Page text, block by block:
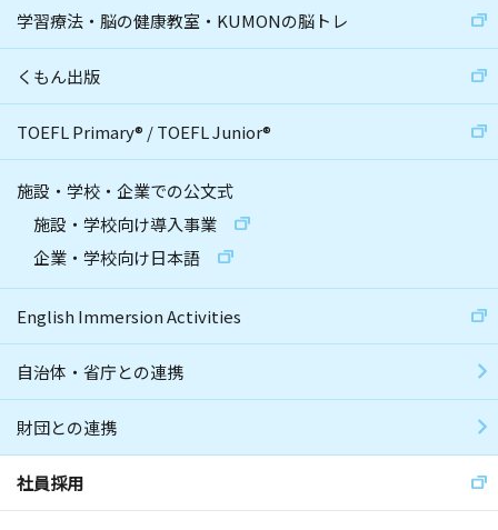
学習療法・脳の健康教室・KUMONの脳トレ
くもん出版
TOEFL Primary® /TOEFL Junior®
施設・学校・企業での公文式
施設・学校向け導入事業
企業・学校向け日本語
English Immersion Activities
自治体・省庁との連携
財団との連携
社員採用